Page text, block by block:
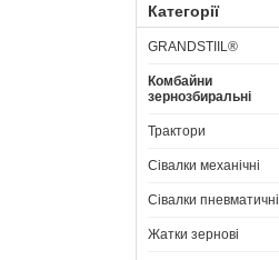
Категорії
GRANDSTIIL®
Комбайни
зернозбиральні
Трактори
Сівалки механічні
Сівалки пневматичні
Жатки зернові